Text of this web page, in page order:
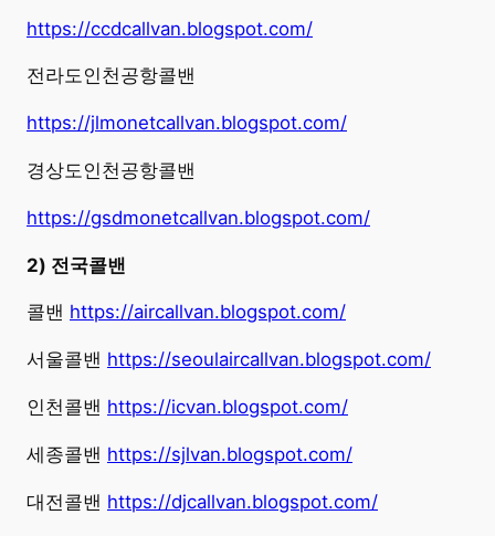
https://ccdcallvan.blogspot.com/
전라도인천공항콜밴
https://jlmonetcallvan.blogspot.com/
경상도인천공항콜밴
https://gsdmonetcallvan.blogspot.com/
2) 전국콜밴
콜밴 https://aircallvan.blogspot.com/
서울콜밴 https://seoulaircallvan.blogspot.com/
인천콜밴 https://icvan.blogspot.com/
세종콜밴 https://sjlvan.blogspot.com/
대전콜밴 https://djcallvan.blogspot.com/